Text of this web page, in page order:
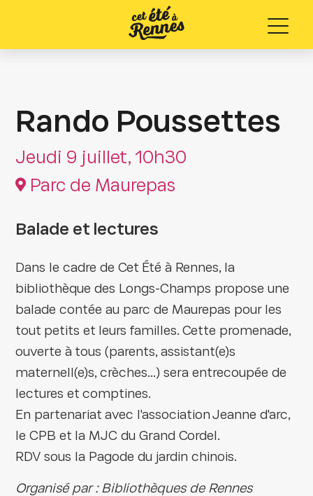
Menu
Rando Poussettes
Jeudi 9 juillet, 10h30
Parc de Maurepas
Balade et lectures
Dans le cadre de Cet Été à Rennes, la
bibliothèque des Longs-Champs propose une
balade contée au parc de Maurepas pour les
tout petits et leurs familles. Cette promenade,
ouverte à tous (parents, assistant(e)s
maternell(e)s, crèches...) sera entrecoupée de
lectures et comptines.
En partenariat avec l'association Jeanne d'arc,
le CPB et la MJC du Grand Cordel.
RDV sous la Pagode du jardin chinois.
Organisé par : Bibliothèques de Rennes